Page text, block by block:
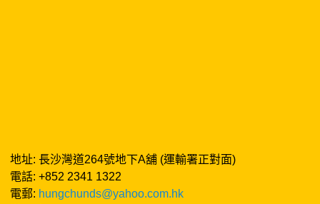
地址: 長沙灣道264號地下A舖 (運輸署正對面)
電話: +852 2341 1322
電郵: hungchunds@yahoo.com.hk